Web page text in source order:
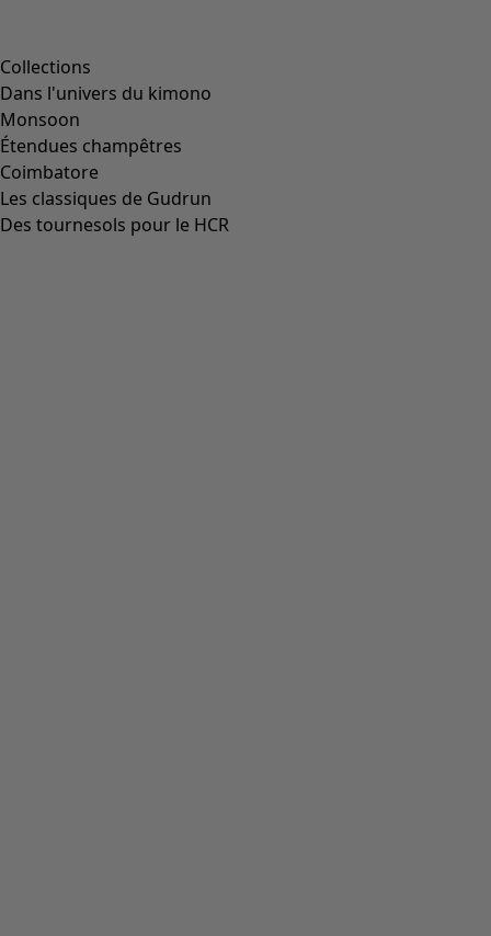
Collections
Dans l'univers du kimono
Monsoon
Étendues champêtres
Coimbatore
Les classiques de Gudrun
Des tournesols pour le HCR